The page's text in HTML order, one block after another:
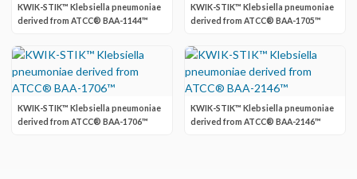
KWIK-STIK™ Klebsiella pneumoniae
derived from ATCC® BAA-1144™
KWIK-STIK™ Klebsiella pneumoniae
derived from ATCC® BAA-1705™
KWIK-STIK™ Klebsiella pneumoniae
derived from ATCC® BAA-1706™
KWIK-STIK™ Klebsiella pneumoniae
derived from ATCC® BAA-2146™